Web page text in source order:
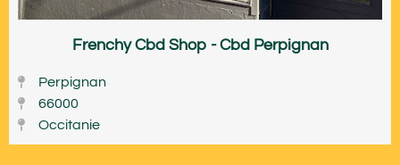
Frenchy Cbd Shop - Cbd Perpignan
Perpignan
66000
Occitanie